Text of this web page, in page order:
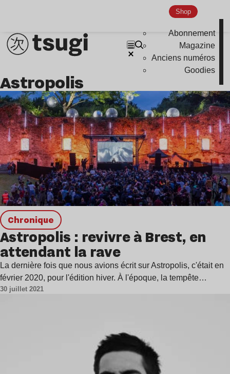
Shop
Abonnement
Magazine
Anciens numéros
Goodies
Astropolis
chronique
Astropolis : revivre à Brest, en
attendant la rave
La dernière fois que nous avions écrit sur Astropolis, c'était en
février 2020, pour l'édition hiver. À l'époque, la tempête…
30 juillet 2021